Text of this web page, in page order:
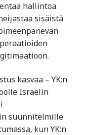
hallintoa
sisäistä
kasvaa – YK:n
Israelin
suunnitelmille
kun YK:n